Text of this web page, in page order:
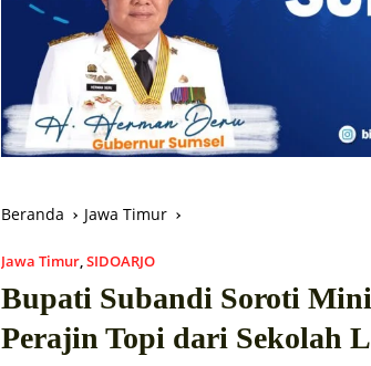
Beranda Jawa Timur
Jawa Timur,SIDOARJO
Bupati Subandi Soroti
Perajin Topi dari Sekolah